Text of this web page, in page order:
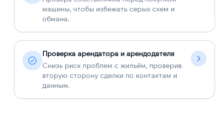
машины, чтобы избежать серых схем и
обмана.
Проверка арендатора и арендодателя
Снизь риск проблем с жильём, проверив
вторую сторону сделки по контактам и
данным.